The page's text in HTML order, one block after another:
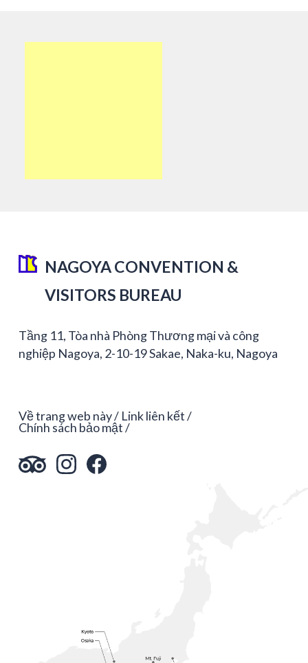
NAGOYA CONVENTION &
VISITORS BUREAU
Tầng 11, Tòa nhà Phòng Thương mại và công
nghiệp Nagoya, 2-10-19 Sakae, Naka-ku, Nagoya
Về trang web này Link liên kết
Chính sách bảo mật